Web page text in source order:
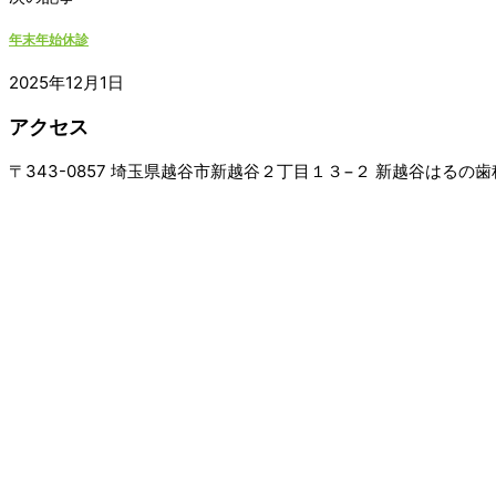
年末年始休診
2025年12月1日
アクセス
〒343-0857 埼玉県越谷市新越谷２丁目１３−２ 新越谷はるの歯